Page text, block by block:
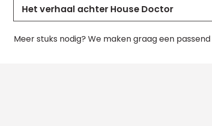
Het verhaal achter House Doctor
Meer stuks nodig? We maken graag een